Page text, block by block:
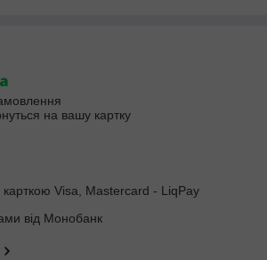
на вашу картку
Visa, Mastercard - LiqPay
від Монобанк